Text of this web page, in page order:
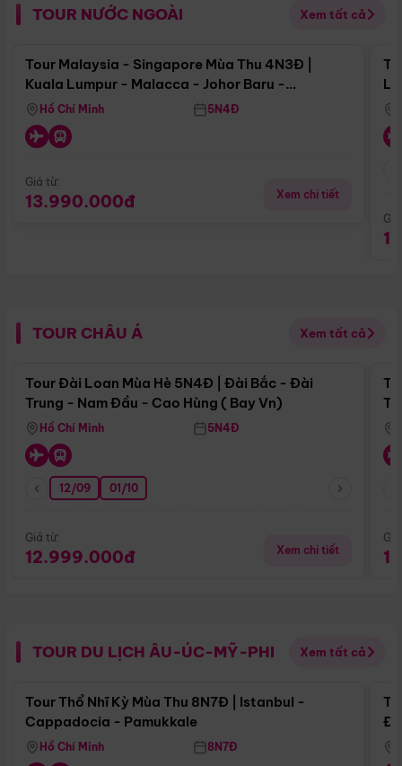
TOUR NƯỚC NGOÀI Xem tất cả
Điểm nổi bật
Tour Malaysia - Singapore Mùa Thu 4N3Đ |
Kuala Lumpur - Malacca - Johor Baru -
Singapore
Hồ Chí Minh 5N4Đ
Giá từ:
13.990.000đ Xem chi tiết
TOUR CHÂU Á Xem tất cả
Điểm nổi bật
Tour Đài Loan Mùa Hè 5N4Đ | Đài Bắc - Đài
Trung - Nam Đầu - Cao Hùng ( Bay Vn)
Hồ Chí Minh 5N4Đ
12/09 01/10
Giá từ:
12.999.000đ Xem chi tiết
TOUR DU LỊCH ÂU-ÚC-MỸ-PHI Xem tất cả
Điểm nổi bật
Tour Thổ Nhĩ Kỳ Mùa Thu 8N7Đ | Istanbul -
Cappadocia - Pamukkale
Hồ Chí Minh 8N7Đ